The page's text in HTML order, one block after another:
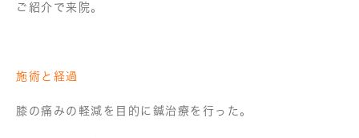
ご紹介で来院。
施術と経過
膝の痛みの軽減を目的に鍼治療を行った。